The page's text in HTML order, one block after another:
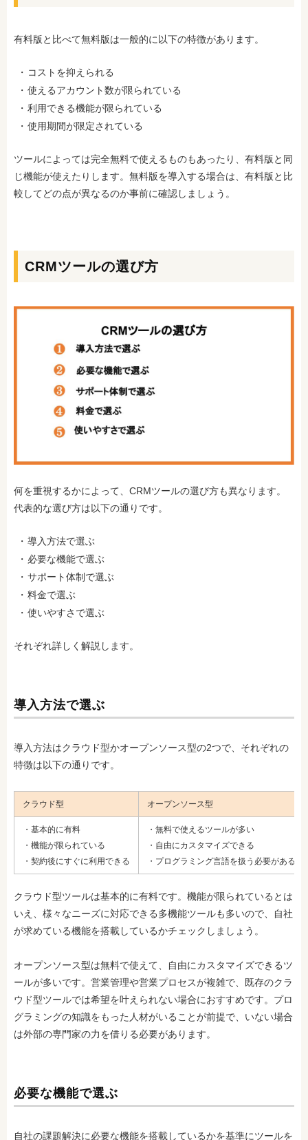
有料版と比べて無料版は一般的に以下の特徴があります。
コストを抑えられる
使えるアカウント数が限られている
利用できる機能が限られている
使用期間が限定されている
ツールによっては完全無料で使えるものもあったり、有料版と同
じ機能が使えたりします。無料版を導入する場合は、有料版と比
較してどの点が異なるのか事前に確認しましょう。
CRMツールの選び方
何を重視するかによって、CRMツールの選び方も異なります。
代表的な選び方は以下の通りです。
導入方法で選ぶ
必要な機能で選ぶ
サポート体制で選ぶ
料金で選ぶ
使いやすさで選ぶ
それぞれ詳しく解説します。
導入方法で選ぶ
導入方法はクラウド型かオープンソース型の2つで、それぞれの
特徴は以下の通りです。
クラウド型 オープンソース型
・基本的に有料
・機能が限られている
・契約後にすぐに利用できる
・無料で使えるツールが多い
・自由にカスタマイズできる
・プログラミング言語を扱う必要がある
クラウド型ツールは基本的に有料です。機能が限られているとは
いえ、様々なニーズに対応できる多機能ツールも多いので、自社
が求めている機能を搭載しているかチェックしましょう。
オープンソース型は無料で使えて、自由にカスタマイズできるツ
ールが多いです。営業管理や営業プロセスが複雑で、既存のクラ
ウド型ツールでは希望を叶えられない場合におすすめです。プロ
グラミングの知識をもった人材がいることが前提で、いない場合
は外部の専門家の力を借りる必要があります。
必要な機能で選ぶ
自社の課題解決に必要な機能を搭載しているかを基準にツールを